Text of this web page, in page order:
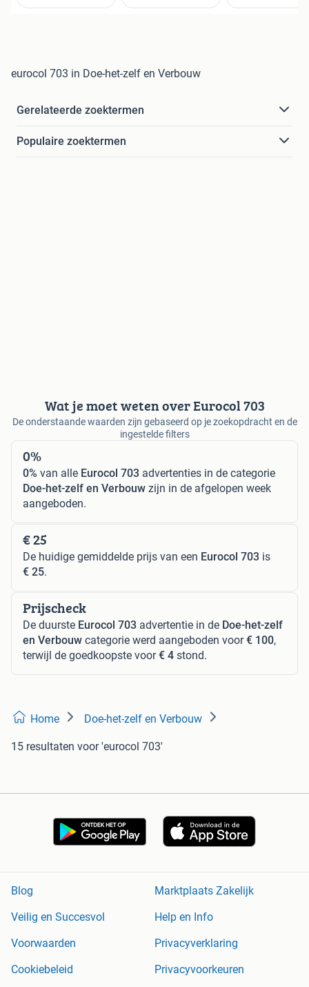
eurocol 703 in Doe-het-zelf en Verbouw
Gerelateerde zoektermen
Populaire zoektermen
Wat je moet weten over Eurocol 703
De onderstaande waarden zijn gebaseerd op je zoekopdracht en de
ingestelde filters
0%
0% van alle Eurocol 703 advertenties in de categorie
Doe-het-zelf en Verbouw zijn in de afgelopen week
aangeboden.
€ 25
De huidige gemiddelde prijs van een Eurocol 703 is
€ 25.
Prijscheck
De duurste Eurocol 703 advertentie in de Doe-het-zelf
en Verbouw categorie werd aangeboden voor€ 100,
terwijl de goedkoopste voor€ 4 stond.
Home Doe-het-zelf en Verbouw
15 resultaten voor 'eurocol 703'
Blog
Marktplaats Zakelijk
Veilig en Succesvol
Help en Info
Voorwaarden
Privacyverklaring
Cookiebeleid
Privacyvoorkeuren